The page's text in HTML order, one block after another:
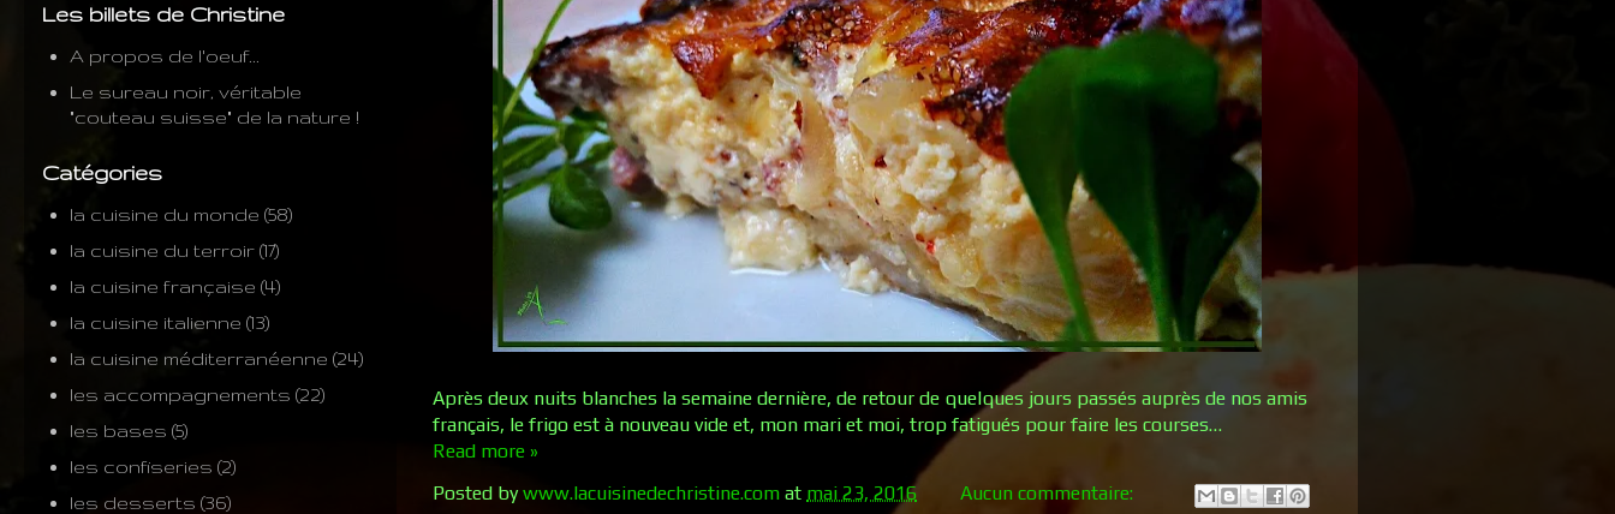
Après deux nuits blanches la semaine dernière, de retour de quelques jours passés auprès de nos amis
français, le frigo est à nouveau vide et, mon mari et moi, trop fatigués pour faire les courses…
Read more »
Posted bywww.lacuisinedechristine.com at mai 23, 2016
Aucun commentaire:
Les billets de Christine
A propos de l'oeuf...
Le sureau noir, véritable
"couteau suisse" de la nature !
Catégories
la cuisine du monde (58)
la cuisine du terroir (17)
la cuisine française (4)
la cuisine italienne (13)
la cuisine méditerranéenne (24)
les accompagnements (22)
les bases (5)
les confiseries (2)
les desserts (36)